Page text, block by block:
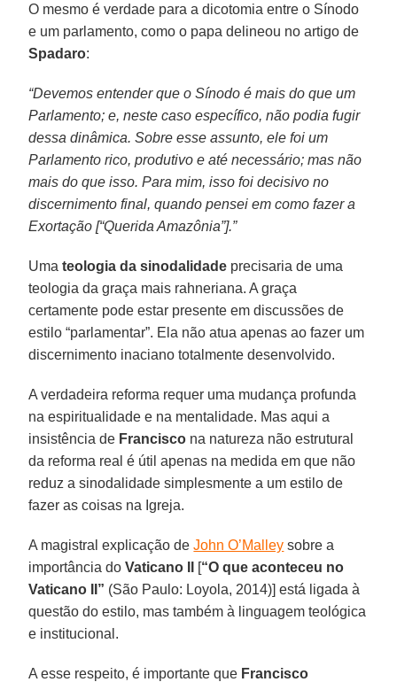
O mesmo é verdade para a dicotomia entre o Sínodo
e um parlamento, como o papa delineou no artigo de
Spadaro:
“Devemos entender que o Sínodo é mais do que um
Parlamento; e, neste caso específico, não podia fugir
dessa dinâmica. Sobre esse assunto, ele foi um
Parlamento rico, produtivo e até necessário; mas não
mais do que isso. Para mim, isso foi decisivo no
discernimento final, quando pensei em como fazer a
Exortação [“Querida Amazônia”].”
Umateologia da sinodalidade precisaria de uma
teologia da graça mais rahneriana. A graça
certamente pode estar presente em discussões de
estilo “parlamentar”. Ela não atua apenas ao fazer um
discernimento inaciano totalmente desenvolvido.
A verdadeira reforma requer uma mudança profunda
na espiritualidade e na mentalidade. Mas aqui a
insistência de Francisco na natureza não estrutural
da reforma real é útil apenas na medida em que não
reduz a sinodalidade simplesmente a um estilo de
fazer as coisas na Igreja.
A magistral explicação deJohn O’Malley sobre a
importância doVaticano II [“O que aconteceu no
Vaticano II” (São Paulo: Loyola, 2014)] está ligada à
questão do estilo, mas também à linguagem teológica
e institucional.
A esse respeito, é importante que Francisco